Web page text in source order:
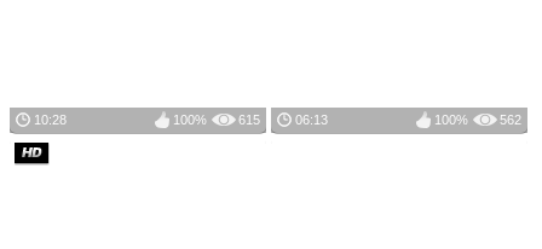
10:28 615
100% 06:13 562
100%